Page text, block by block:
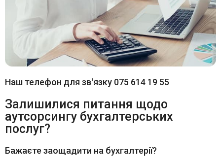
Наш телефон для зв'язку 075 614 19 55
Залишилися питання щодо
аутсорсингу бухгалтерських
послуг?
Бажаєте заощадити на бухгалтерії?